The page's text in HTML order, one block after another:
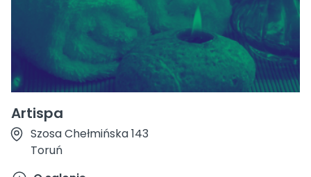
Artispa
Szosa Chełmińska 143
Toruń